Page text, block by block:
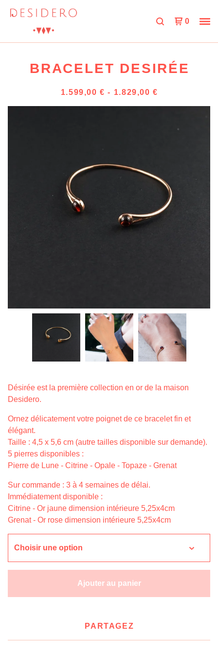
0
BRACELET DESIRÉE
1.599,00€ - 1.829,00€
Désirée est la première collection en or de la maison
Desidero.
Ornez délicatement votre poignet de ce bracelet fin et
élégant.
Taille : 4,5 x 5,6 cm (autre tailles disponible sur demande).
5 pierres disponibles :
Pierre de Lune - Citrine - Opale - Topaze - Grenat
Sur commande : 3 à 4 semaines de délai.
Immédiatement disponible :
Citrine - Or jaune dimension intérieure 5,25x4cm
Grenat - Or rose dimension intérieure 5,25x4cm
Ajouter au panier
PARTAGEZ